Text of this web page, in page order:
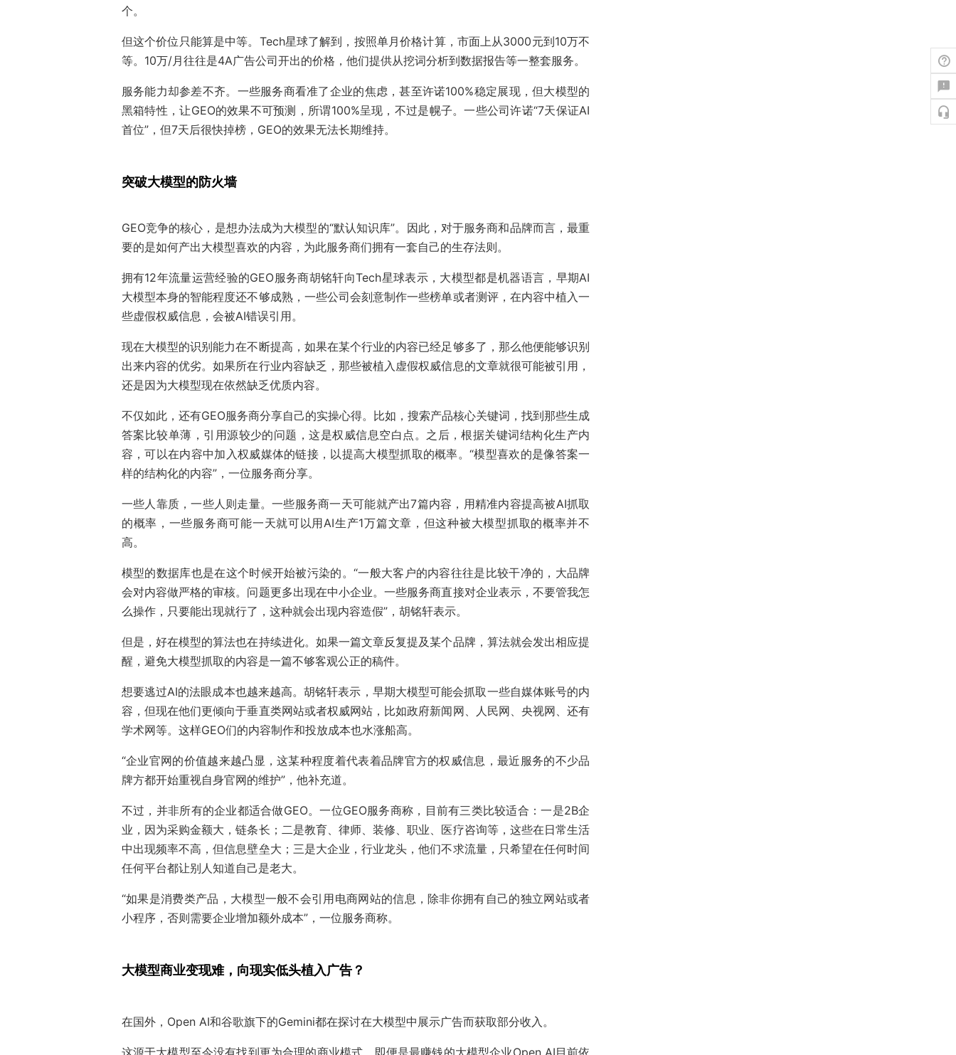
个。
但这个价位只能算是中等。Tech星球了解到，按照单月价格计算，市面上从3000元到10万不
等。10万/月往往是4A广告公司开出的价格，他们提供从挖词分析到数据报告等一整套服务。
服务能力却参差不齐。一些服务商看准了企业的焦虑，甚至许诺100%稳定展现，但大模型的
黑箱特性，让GEO的效果不可预测，所谓100%呈现，不过是幌子。一些公司许诺“7天保证AI
首位”，但7天后很快掉榜，GEO的效果无法长期维持。
突破大模型的防火墙
GEO竞争的核心，是想办法成为大模型的“默认知识库”。因此，对于服务商和品牌而言，最重
要的是如何产出大模型喜欢的内容，为此服务商们拥有一套自己的生存法则。
拥有12年流量运营经验的GEO服务商胡铭轩向Tech星球表示，大模型都是机器语言，早期AI
大模型本身的智能程度还不够成熟，一些公司会刻意制作一些榜单或者测评，在内容中植入一
些虚假权威信息，会被AI错误引用。
现在大模型的识别能力在不断提高，如果在某个行业的内容已经足够多了，那么他便能够识别
出来内容的优劣。如果所在行业内容缺乏，那些被植入虚假权威信息的文章就很可能被引用，
还是因为大模型现在依然缺乏优质内容。
不仅如此，还有GEO服务商分享自己的实操心得。比如，搜索产品核心关键词，找到那些生成
答案比较单薄，引用源较少的问题，这是权威信息空白点。之后，根据关键词结构化生产内
容，可以在内容中加入权威媒体的链接，以提高大模型抓取的概率。“模型喜欢的是像答案一
样的结构化的内容”，一位服务商分享。
一些人靠质，一些人则走量。一些服务商一天可能就产出7篇内容，用精准内容提高被AI抓取
的概率，一些服务商可能一天就可以用AI生产1万篇文章，但这种被大模型抓取的概率并不
高。
模型的数据库也是在这个时候开始被污染的。“一般大客户的内容往往是比较干净的，大品牌
会对内容做严格的审核。问题更多出现在中小企业。一些服务商直接对企业表示，不要管我怎
么操作，只要能出现就行了，这种就会出现内容造假”，胡铭轩表示。
但是，好在模型的算法也在持续进化。如果一篇文章反复提及某个品牌，算法就会发出相应提
醒，避免大模型抓取的内容是一篇不够客观公正的稿件。
想要逃过AI的法眼成本也越来越高。胡铭轩表示，早期大模型可能会抓取一些自媒体账号的内
容，但现在他们更倾向于垂直类网站或者权威网站，比如政府新闻网、人民网、央视网、还有
学术网等。这样GEO们的内容制作和投放成本也水涨船高。
“企业官网的价值越来越凸显，这某种程度着代表着品牌官方的权威信息，最近服务的不少品
牌方都开始重视自身官网的维护”，他补充道。
不过，并非所有的企业都适合做GEO。一位GEO服务商称，目前有三类比较适合：一是2B企
业，因为采购金额大，链条长；二是教育、律师、装修、职业、医疗咨询等，这些在日常生活
中出现频率不高，但信息壁垒大；三是大企业，行业龙头，他们不求流量，只希望在任何时间
任何平台都让别人知道自己是老大。
“如果是消费类产品，大模型一般不会引用电商网站的信息，除非你拥有自己的独立网站或者
小程序，否则需要企业增加额外成本”，一位服务商称。
大模型商业变现难，向现实低头植入广告？
在国外，Open AI和谷歌旗下的Gemini都在探讨在大模型中展示广告而获取部分收入。